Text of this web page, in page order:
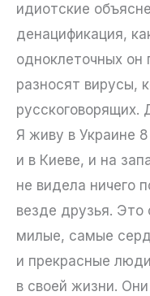
идиотские
денацификация,
одноклеточных
разносят вирусы,
русскоговорящих.
Я живу в Украине
и в Киеве, и на
не видела ничего
везде друзья.
милые, самые
и прекрасные
в своей жизни.